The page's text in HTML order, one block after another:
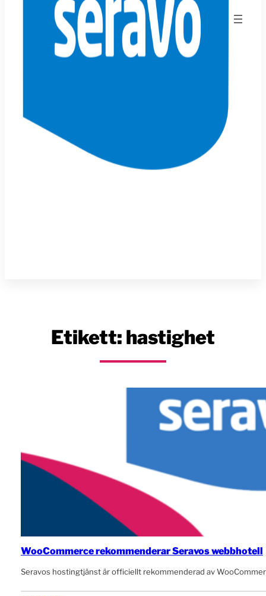
Etikett: hastighet
WooCommerce rekommenderar Seravos webbhotell
Seravos hostingtjänst är officiellt rekommenderad av